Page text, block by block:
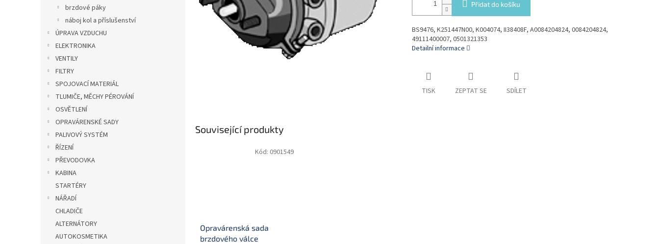
brzdové páky
náboj kol a příslušenství
ÚPRAVA VZDUCHU
ELEKTRONIKA
VENTILY
FILTRY
SPOJOVACÍ MATERIÁL
TLUMIČE, MĚCHY PÉROVÁNÍ
OSVĚTLENÍ
OPRAVÁRENSKÉ SADY
PALIVOVÝ SYSTÉM
ŘÍZENÍ
PŘEVODOVKA
KABINA
STARTÉRY
NÁŘADÍ
CHLADIČE
ALTERNÁTORY
AUTOKOSMETIKA
Přidat do košíku
BS9476, K251447N00, K004074, II38408F, A0084204824, 0084204824,
49111400007, 0501321353
Detailní informace
TISK ZEPTAT SE SDÍLET
Související produkty
Opravárenská sada
brzdového válce
Kód: 0901549